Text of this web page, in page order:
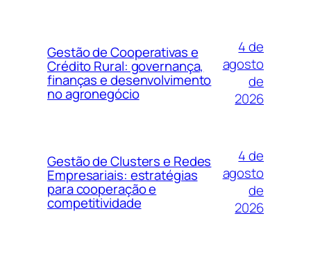
Gestão de Cooperativas e
Crédito Rural: governança,
finanças e desenvolvimento
no agronegócio
4 de
agosto
de
2026
Gestão de Clusters e Redes
Empresariais: estratégias
para cooperação e
competitividade
4 de
agosto
de
2026